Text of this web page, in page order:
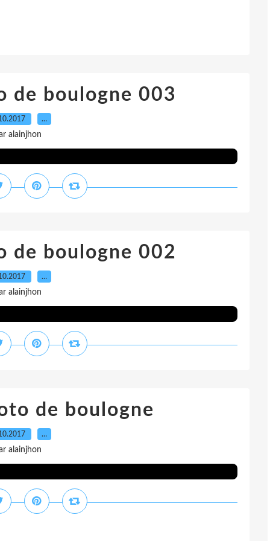
de boulogne 003
…
alainjhon
de boulogne 002
…
alainjhon
de boulogne
…
alainjhon